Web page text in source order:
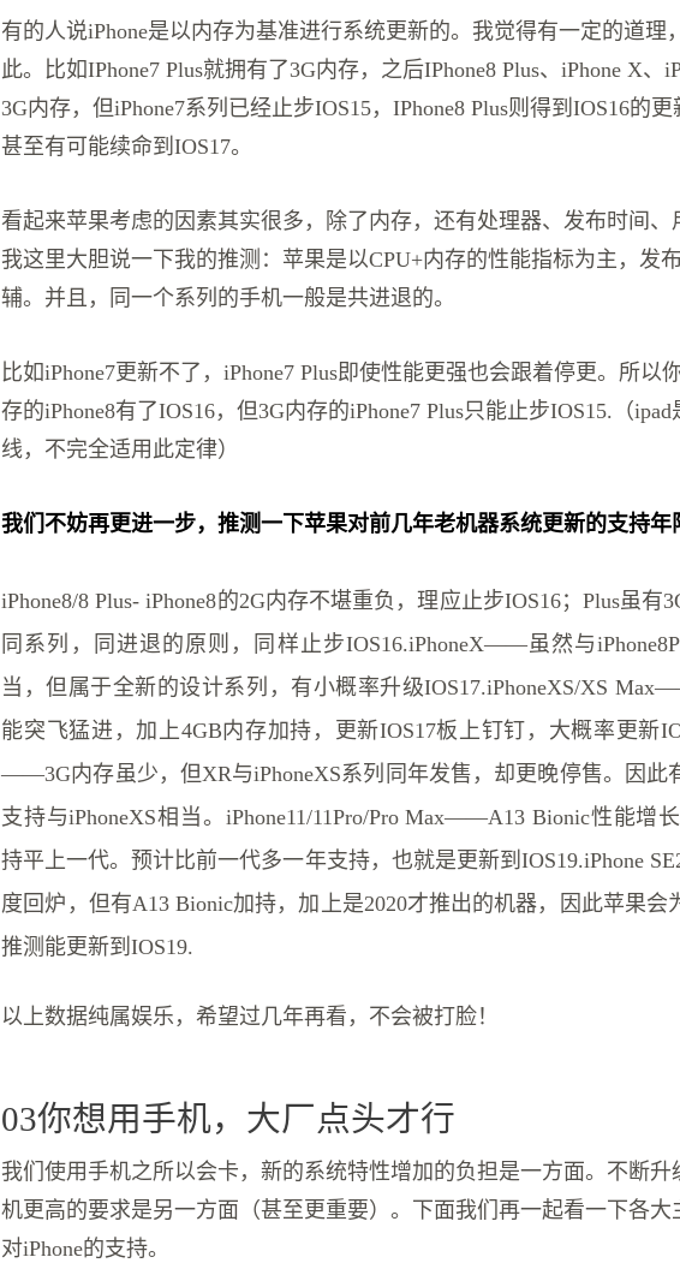
有的人说iPhone是以内存为基准进行系统更新的。我觉得有一定的道理
此。比如IPhone7 Plus就拥有了3G内存，之后IPhone8 Plus、iPhone X、
3G内存，但iPhone7系列已经止步IOS15，IPhone8 Plus则得到IOS16的
甚至有可能续命到IOS17。
看起来苹果考虑的因素其实很多，除了内存，还有处理器、发布时间、
我这里大胆说一下我的推测：苹果是以CPU+内存的性能指标为主，发
辅。并且，同一个系列的手机一般是共进退的。
比如iPhone7更新不了，iPhone7 Plus即使性能更强也会跟着停更。所以
存的iPhone8有了IOS16，但3G内存的iPhone7 Plus只能止步IOS15.（
线，不完全适用此定律）
我们不妨再更进一步，推测一下苹果对前几年老机器系统更新的支持年
iPhone8/8 Plus- iPhone8的2G内存不堪重负，理应止步IOS16；Plus虽有
同系列，同进退的原则，同样止步IOS16.iPhoneX——虽然与
当，但属于全新的设计系列，有小概率升级IOS17.iPhoneXS/XS
能突飞猛进，加上4GB内存加持，更新IOS17板上钉钉，大概率更新
——3G内存虽少，但XR与iPhoneXS系列同年发售，却更晚停售。因此
支持与iPhoneXS相当。iPhone11/11Pro/Pro Max——A13 Bionic性能增
持平上一代。预计比前一代多一年支持，也就是更新到IOS19.iPhone
度回炉，但有A13 Bionic加持，加上是2020才推出的机器，因此苹果会
推测能更新到IOS19.
以上数据纯属娱乐，希望过几年再看，不会被打脸！
03你想用手机，大厂点头才行
我们使用手机之所以会卡，新的系统特性增加的负担是一方面。不断升
机更高的要求是另一方面（甚至更重要）。下面我们再一起看一下各大
对iPhone的支持。